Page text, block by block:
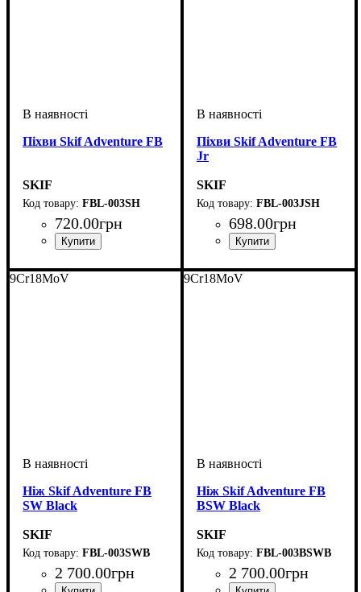
Піхви Skif Adventure FB
SKIF
FBL-003SH
720.00грн
Піхви Skif Adventure FB
Jr
SKIF
FBL-003JSH
698.00грн
9Cr18MoV
Ніж Skif Adventure FB
SW Black
SKIF
FBL-003SWB
2 700.00грн
9Cr18MoV
Ніж Skif Adventure FB
BSW Black
SKIF
FBL-003BSWB
2 700.00грн